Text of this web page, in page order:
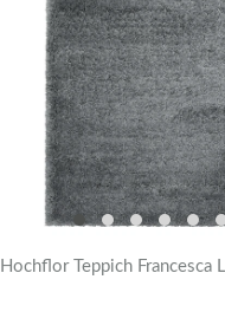
Hochflor Teppich Francesca